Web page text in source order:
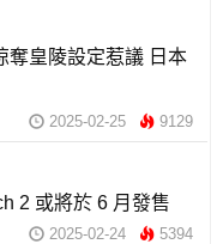
奪皇陵設定惹議 日本
2025-02-25 9129
2 或將於 6 月發售
2025-02-24 5394